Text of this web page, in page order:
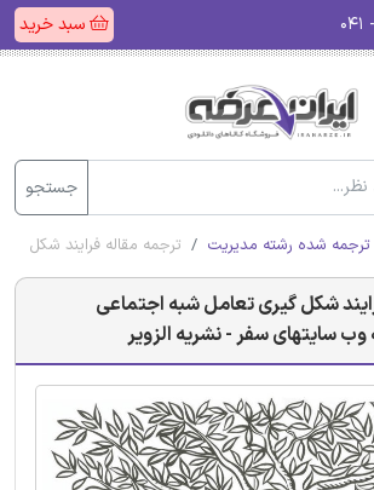
سبد خرید
جستجو
ترجمه شده رشته مدیریت ترجمه مقاله فرایند شکل
شکل گیری تعامل شبه اجتماعی
وب سایتهای سفر - نشریه الزویر